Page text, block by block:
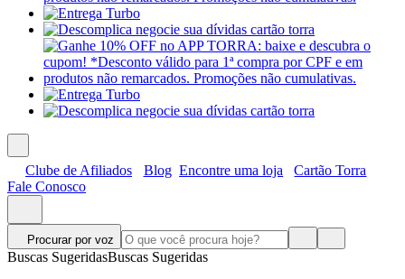
Clube de Afiliados Blog Encontre uma loja
Cartão Torra
Fale Conosco
Procurar por voz
Buscas SugeridasBuscas Sugeridas